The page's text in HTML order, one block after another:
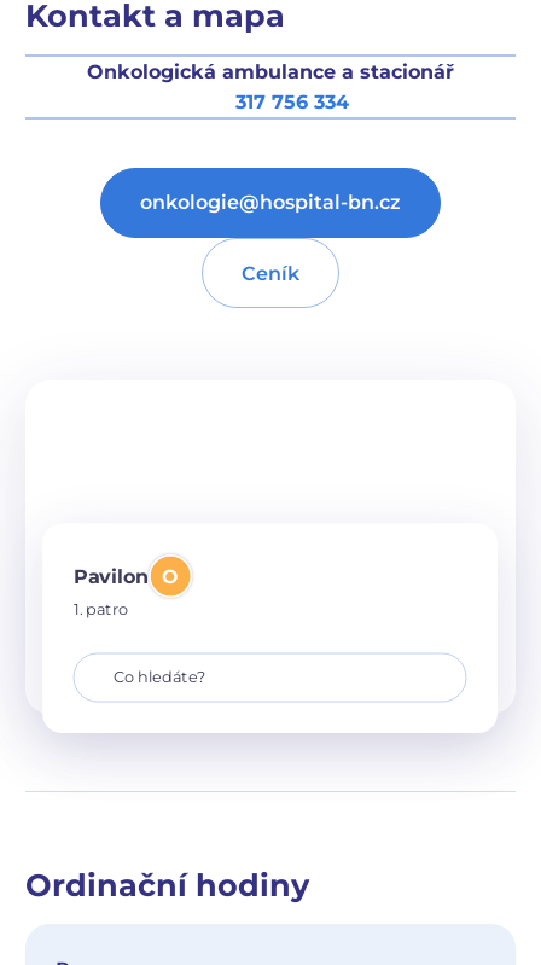
Kontakt a mapa
Onkologická ambulance a stacionář
317 756 334
onkologie@hospital-bn.cz
Ceník
Pavilon O
1. patro
Ordinační hodiny